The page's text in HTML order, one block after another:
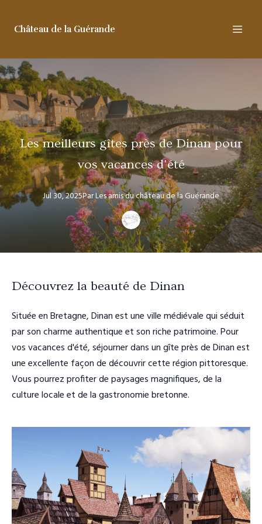
Château de la Guérande
Les meilleurs gîtes près de Dinan pour
vos vacances d'été
Jul 30, 2025ParLes amisdu château de la Guérande
Découvrez la beauté de Dinan
Située en Bretagne, Dinan est une ville médiévale qui séduit
par son charme authentique et son riche patrimoine. Pour
vos vacances d'été, séjourner dans un gîte près de Dinan est
une excellente façon de découvrir cette région pittoresque.
Vous pourrez profiter de paysages magnifiques, de la
culture locale et de la gastronomie bretonne.